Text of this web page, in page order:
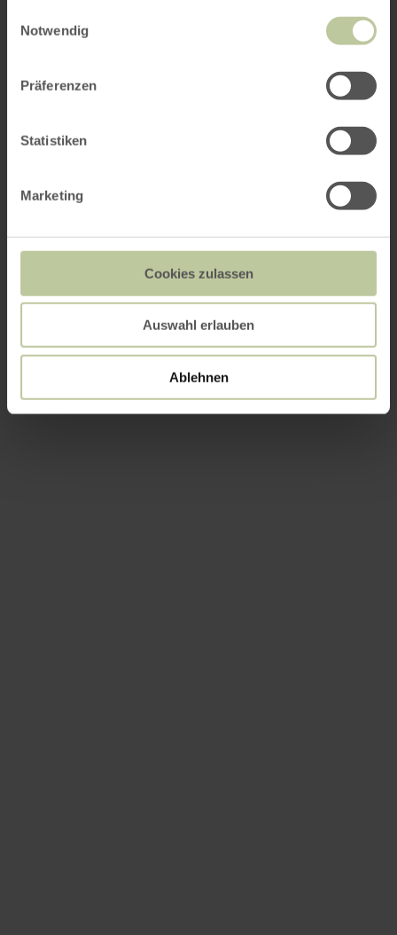
Notwendig
Präferenzen
Statistiken
Marketing
Cookies zulassen
Auswahl erlauben
Ablehnen